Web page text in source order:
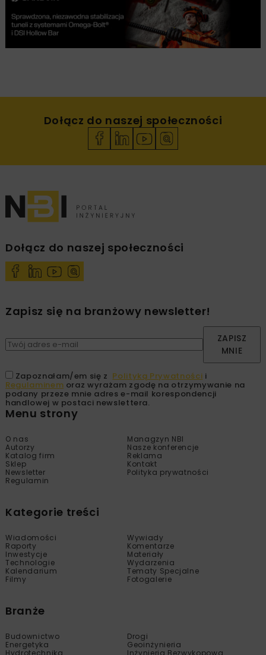
Dołącz do naszej społeczności
Dołącz do naszej społeczności
Zapisz się na branżowy newsletter!
ZAPISZ
MNIE
Zapoznałam/em się z Polityką Prywatności i
Regulaminem oraz wyrażam zgodę na otrzymywanie na
podany przeze mnie adres e-mail korespondencji
handlowej w postaci newslettera.
Menu strony
O nas
Managzyn NBI
Autorzy
Nasze konferencje
Katalog firm
Reklama
Sklep
Kontakt
Newsletter
Polityka prywatności
Regulamin
Kategorie treści
Wiadomości
Wywiady
Raporty
Komentarze
Inwestycje
Materiały
Technologie
Wydarzenia
Kalendarium
Tematy Specjalne
Filmy
Fotogalerie
Branże
Budownictwo
Drogi
Energetyka
Geoinżynieria
Hydrotechnika
Inżynieria Bezwykopowa